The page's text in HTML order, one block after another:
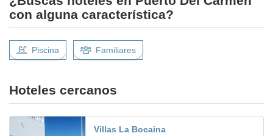
con alguna característica?
Piscina Familiares
Hoteles cercanos
Villas La Bocaina